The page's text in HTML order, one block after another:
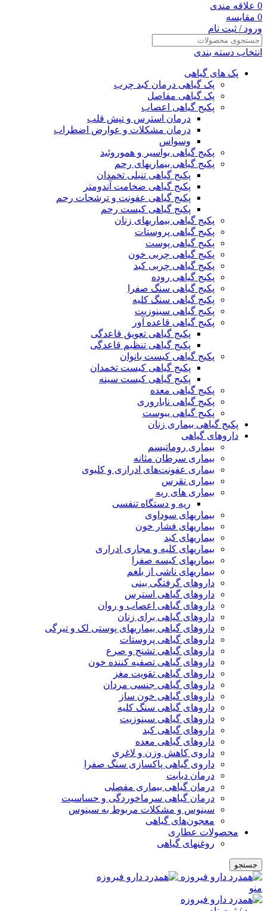
0 علاقه مندی
0 مقایسه
ورود / ثبت نام
انتخاب دسته بندی
پک های گیاهی
پک گیاهی درمان کبد چرب
پک گیاهی مفاصل
پکیج گیاهی اعصاب
درمان استرس و تپش قلب
درمان مشکلات و عوارض اضطراب
وسواس
پکیج گیاهی بواسیر و هموروئید
پکیج گیاهی بیماریهای رحم
پکیج گیاهی تنبلی تخمدان
پکیج گیاهی ضخامت آندومتر
پکیج گیاهی عفونت و ترشحات رحم
پکیج گیاهی کیست رحم
پکیج گیاهی بیماریهای زنان
پکیج گیاهی پروستات
پکیج گیاهی پوست
پکیج گیاهی چربی خون
پکیج گیاهی چربی کبد
پکیج گیاهی روده
پکیج گیاهی سنگ صفرا
پکیج گیاهی سنگ کلیه
پکیج گیاهی سینوزیت
پکیج گیاهی قاعده آور
پکیج گیاهی تعویق قاعدگی
پکیج گیاهی تنظیم قاعدگی
پکیج گیاهی کیست بانوان
پکیج گیاهی کیست تخمدان
پکیج گیاهی کیست سینه
پکیج گیاهی معده
پکیج گیاهی ناباروری
پکیج گیاهی یبوست
پکیج گیاهی بیماری زنان
داروهای گیاهی
بیماری روماتیسم
بیماری سرطان مثانه
بیماری عفونت‌های ادراری و کلیوی
بیماری نقرس
بیماری های ریه
ریه و دستگاه تنفسی
بیماریهای سوداوی
بیماریهای فشار خون
بیماریهای کبد
بیماریهای کلیه و مجاری ادراری
بیماریهای کیسه صفرا
بیماریهای ناشی از بلغم
داروهای گرفتگی بینی
داروهای گیاهی استرس
داروهای گیاهی اعصاب و روان
داروهای گیاهی برای زنان
داروهای گیاهی بیماریهای پوستی لک و تیرگی
داروهای گیاهی پروستات
داروهای گیاهی تشنج و صرع
داروهای گیاهی تصفیه کننده خون
داروهای گیاهی تقویت مغز
داروهای گیاهی جنسی مردان
داروهای گیاهی خون ساز
داروهای گیاهی سنگ کلیه
داروهای گیاهی سینوزیت
داروهای گیاهی کبد
داروهای گیاهی معده
داروی کاهش وزن و لاغری
داروی گیاهی پاکسازی سنگ صفرا
درمان دیابت
درمان گیاهی بیماری مفصلی
درمان گیاهی سرماخوردگی و حساسیت
سینوس و مشکلات مربوط به سینوس
معجون‌های گیاهی
محصولات عطاری
روغنهای گیاهی
جستجو
منو